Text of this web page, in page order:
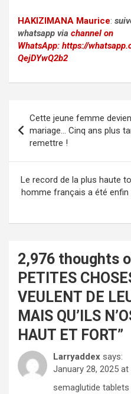
HAKIZIMANA Maurice:
whatsapp via channel on
WhatsApp: https://
QejDYwQ2b2
navigation
Cette jeune femme
mariage… Cinq ans plus
remettre !
Le record de la plus haute
homme français a été enfin
2,976 thoughts
PETITES
VEULENT DE
MAIS QU’ILS
HAUT ET FORT”
Larryaddex says:
January 28, 2025 at
semaglutide